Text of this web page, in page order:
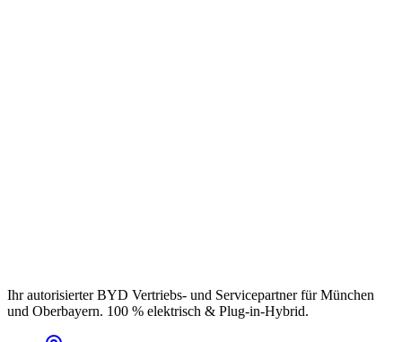
Ihr autorisierter BYD Vertriebs- und Servicepartner für München
und Oberbayern. 100 % elektrisch & Plug-in-Hybrid.